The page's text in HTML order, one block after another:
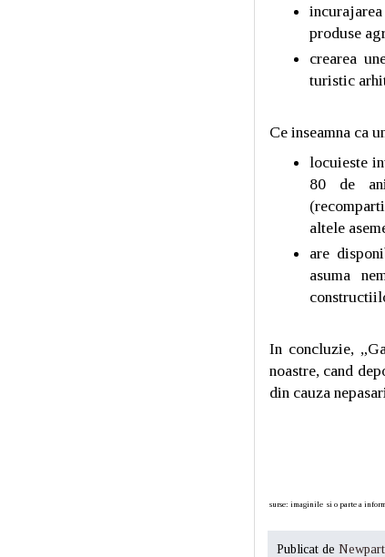
produse
crearea
turistic
Ce inseamna ca
locuieste
80 de
altele
are
asuma
In concluzie,
noastre, cand
din cauza
surse: imaginile si o parte a
Publicat de